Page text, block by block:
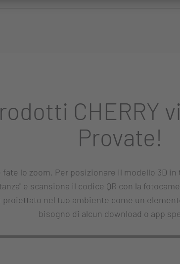
CHERRY
Provate!
lo zoom. Per posizionare il modello 3D
e scansiona il codice QR con la
nel tuo ambiente come un
bisogno di alcun download o app